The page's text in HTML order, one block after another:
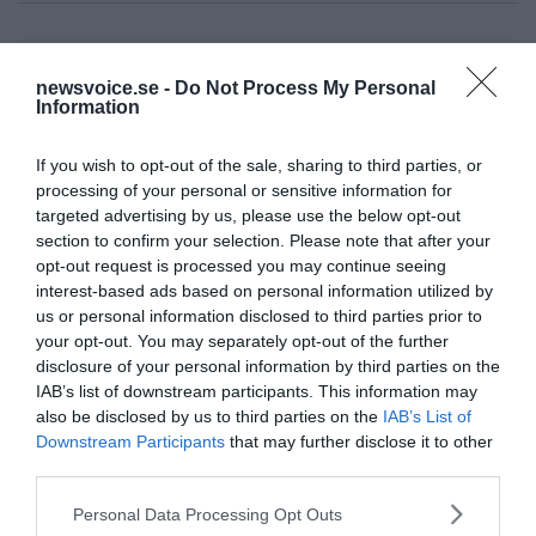
newsvoice.se - Do Not Process My Personal
Information
If you wish to opt-out of the sale, sharing to third parties, or
processing of your personal or sensitive information for
targeted advertising by us, please use the below opt-out
section to confirm your selection. Please note that after your
opt-out request is processed you may continue seeing
interest-based ads based on personal information utilized by
us or personal information disclosed to third parties prior to
your opt-out. You may separately opt-out of the further
disclosure of your personal information by third parties on the
IAB’s list of downstream participants. This information may
also be disclosed by us to third parties on the IAB’s List of
Downstream Participants that may further disclose it to other
Please note that this website/app uses one or more Google
Personal Data Processing Opt Outs
Prenumerera på vårt nyhetsbrev
Få NewsVoice nyhets-mail
ANNONSER